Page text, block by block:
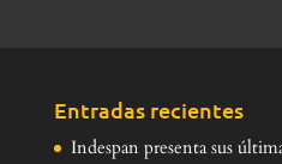
Entradas recientes
Indespan presenta sus